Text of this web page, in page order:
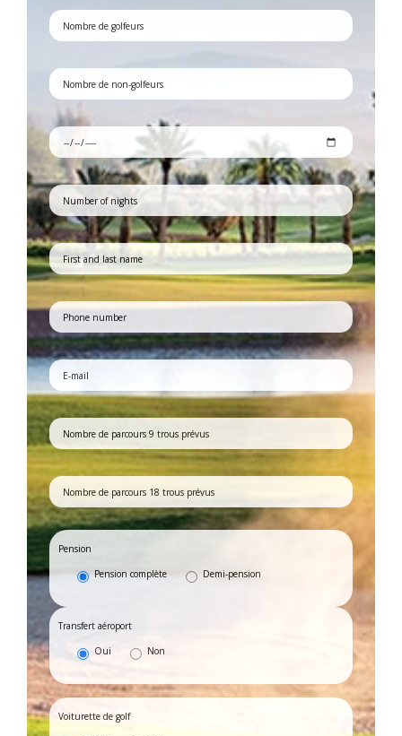
Pension
Pension complète
Demi-pension
Transfert aéroport
Oui
Non
Voiturette de golf